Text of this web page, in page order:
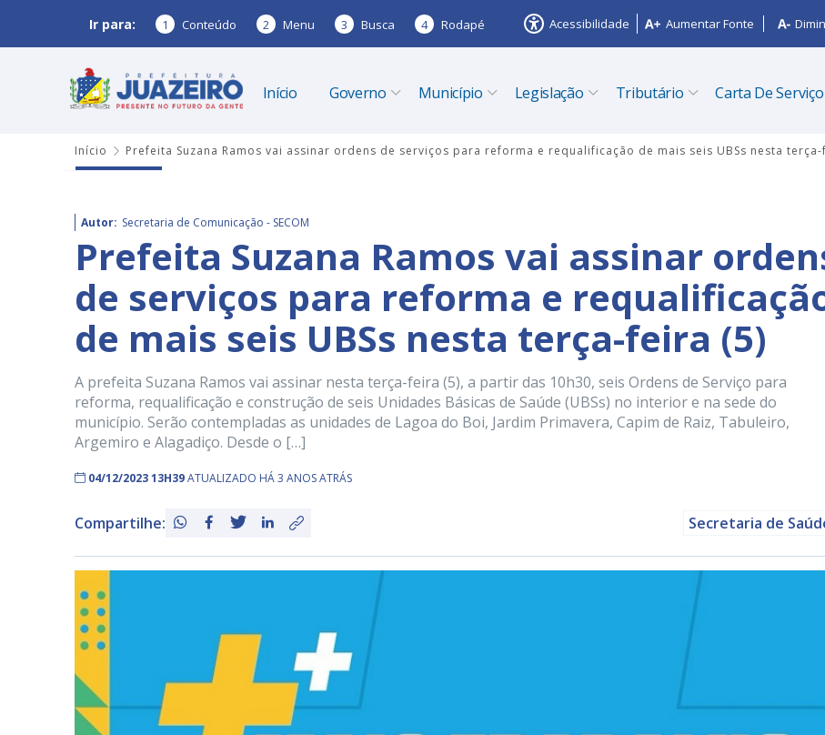
Ir para: 1 Conteúdo 2 Menu 3 Busca 4 Rodapé Acessibilidade Aumentar Fonte
Início Governo Município Legislação Tributário Carta De Serviço
Início Prefeita Suzana Ramos vai assinar ordens de serviços para reforma e requalificação de mais seis UBSs nesta
Autor: Secretaria de Comunicação - SECOM
Prefeita Suzana Ramos vai assinar
de serviços para reforma e
de mais seis UBSs nesta terça-feira (5)
A prefeita Suzana Ramos vai assinar nesta terça-feira (5), a partir das 10h30, seis Ordens de Serviço para
reforma, requalificação e construção de seis Unidades Básicas de Saúde (UBSs) no interior e na sede do
município. Serão contempladas as unidades de Lagoa do Boi, Jardim Primavera, Capim de Raiz, Tabuleiro,
Argemiro e Alagadiço. Desde o […]
04/12/2023 13H39ATUALIZADO HÁ 3 ANOS ATRÁS
Compartilhe: Secretaria de